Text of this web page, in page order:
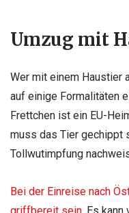
Umzug mit
Wer mit einem Haustier
auf einige Formalitäten
Frettchen ist ein EU-
muss das Tier gechippt
Tollwutimpfung
Bei der Einreise nach